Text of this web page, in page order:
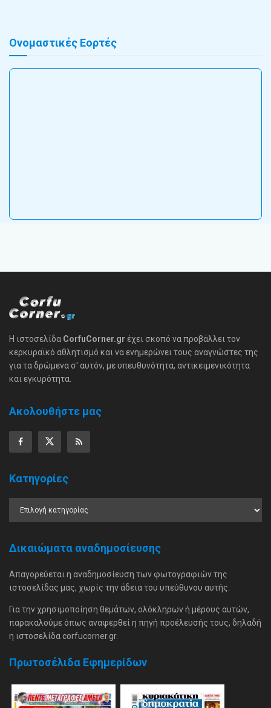
Ονομαστικές Εορτές
Η ιστοσελίδα CorfuCorner.gr έχει σκοπό να προβάλλει τον
κερκυραϊκό αθλητισμό και να ενημερώνει τους αναγνώστες της
για τα δρώμενα σ' αυτόν, με υπευθυνότητα, αντικειμενικότητα
και εγκυρότητα.
Ακολουθήστε μας
Κατηγορίες
Δικαιώματα αναδημοσίευσης
Απαγορεύεται η αναδημοσίευση των φωτογραφιών της
ιστοσελίδας μας, χωρίς την άδεια του υπεύθυνου αυτής.
Για την χρησιμοποίηση θεμάτων, ολόκληρων ή μέρους αυτών,
παρακαλούμε όπως αναφερθεί η πηγή προέλευσής τους, δηλαδή
η ιστοσελίδα corfucorner.gr.
Πρωτοσέλιδα Εφημερίδων